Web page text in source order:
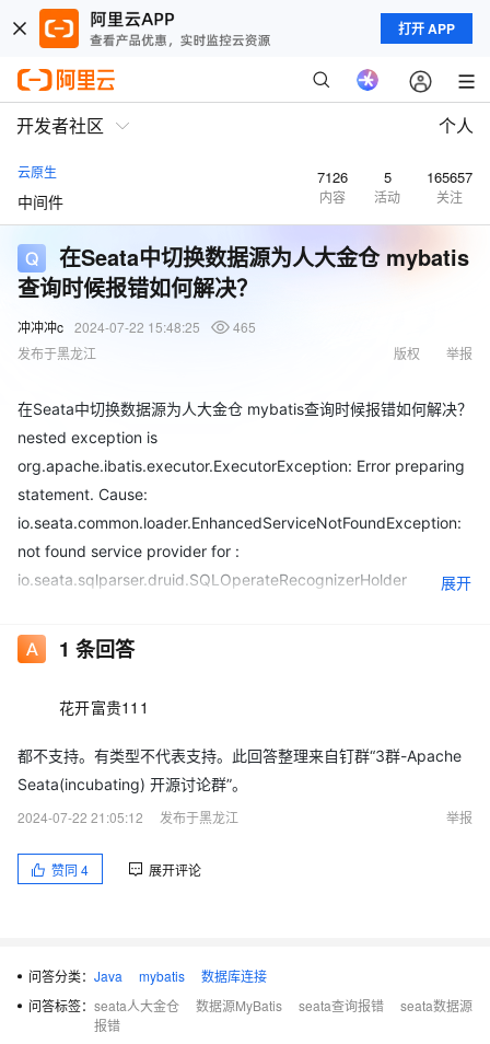
打开 APP
开发者社区 个人
云原生
中间件
7126
内容
5
活动
165657
关注
在Seata中切换数据源为人大金仓 mybatis
查询时候报错如何解决？
冲冲冲c 2024-07-22 15:48:25
465
发布于黑龙江
举报
版权
在Seata中切换数据源为人大金仓 mybatis查询时候报错如何解决？
nested exception is
org.apache.ibatis.executor.ExecutorException: Error preparing
statement. Cause:
io.seata.common.loader.EnhancedServiceNotFoundException:
not found service provider for :
io.seata.sqlparser.druid.SQLOperateRecognizerHolder
这个错了。
展开
1 条回答
花开富贵111
都不支持。有类型不代表支持。此回答整理来自钉群“3群-Apache
Seata(incubating) 开源讨论群”。
2024-07-22 21:05:12
发布于黑龙江 举报
赞同 4 展开评论
问答分类： Java mybatis
数据库连接
问答标签： seata人大金仓 数据源MyBatis seata查询报错
seata数据源
报错